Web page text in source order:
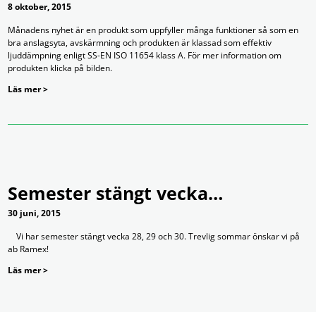
8 oktober, 2015
Månadens nyhet är en produkt som uppfyller många funktioner så som en
bra anslagsyta, avskärmning och produkten är klassad som effektiv
ljuddämpning enligt SS-EN ISO 11654 klass A. För mer information om
produkten klicka på bilden.
Läs mer >
Semester stängt vecka…
30 juni, 2015
Vi har semester stängt vecka 28, 29 och 30. Trevlig sommar önskar vi på
ab Ramex!
Läs mer >